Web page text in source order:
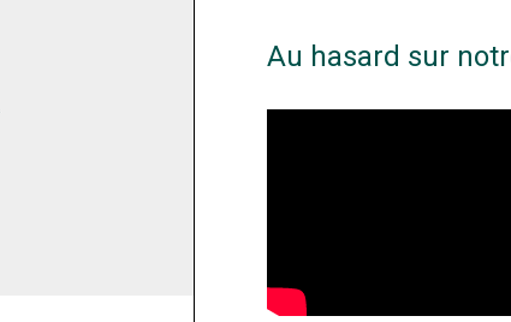
Au hasard sur